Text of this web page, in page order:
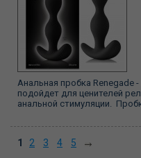
Анальная пробка Renegade
подойдет для ценителей
анальной стимуляции.
1 2 3 4 5